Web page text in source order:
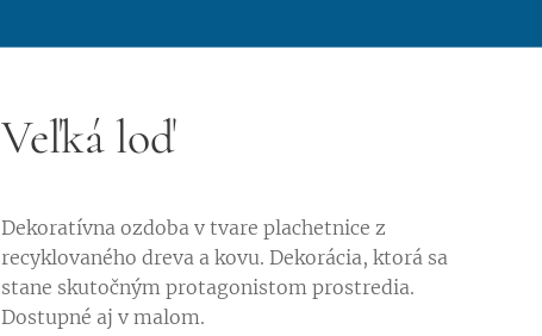
Veľká loď
Dekoratívna ozdoba v tvare plachetnice z
recyklovaného dreva a kovu. Dekorácia, ktorá sa
stane skutočným protagonistom prostredia.
Dostupné aj v malom.